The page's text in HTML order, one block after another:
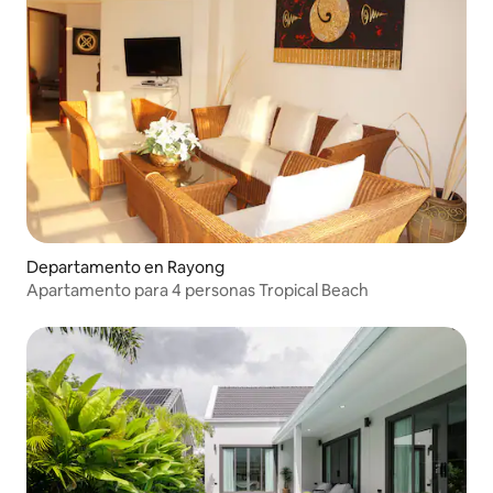
Departamento en Rayong
Apartamento para 4 personas Tropical Beach